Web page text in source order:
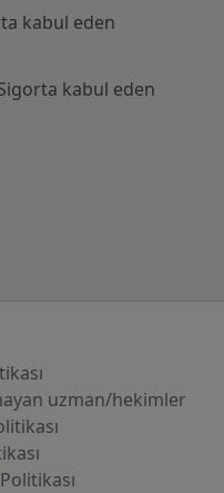
kabul eden
kabul eden
uzman/hekimler